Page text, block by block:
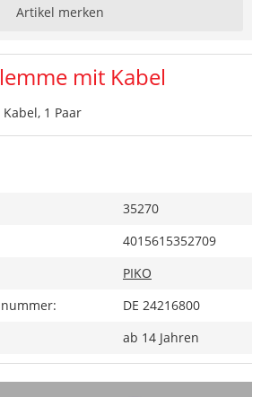
Artikel merken
mit Kabel
1 Paar
35270
4015615352709
PIKO
DE 24216800
ab 14 Jahren